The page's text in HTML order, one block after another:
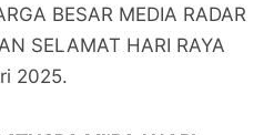
BESAR MEDIA RADAR
SELAMAT HARI RAYA
2025.